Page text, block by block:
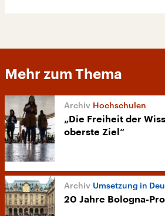
Mehr zum Thema
Hochschulen
„Die Freiheit der
oberste Ziel“
Umsetzung in
20 Jahre Bologna-